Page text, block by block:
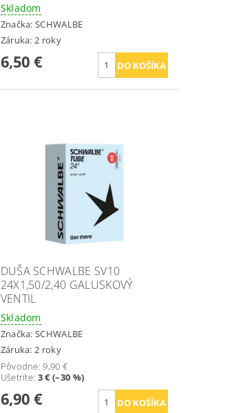
Skladom
Značka:SCHWALBE
Záruka: 2 roky
6,50 €
DUŠA SCHWALBE SV10
24X1,50/2,40 GALUSKOVÝ
VENTIL
Skladom
Značka:SCHWALBE
Záruka: 2 roky
Pôvodne:9,90 €
Ušetríte: 3 € (–30 %)
6,90 €